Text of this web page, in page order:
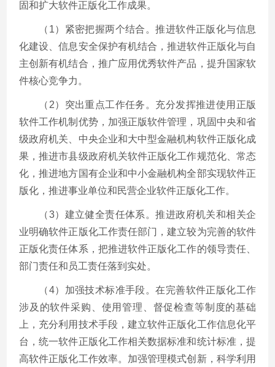
固和扩大软件正版化工作成果。
（1）紧密把握两个结合。推进软件正版化与信息
化建设、信息安全保护有机结合，推进软件正版化与自
主创新有机结合，推广应用优秀软件产品，提升国家软
件核心竞争力。
（2）突出重点工作任务。充分发挥推进使用正版
软件工作机制优势，加强正版软件管理，巩固中央和省
级政府机关、中央企业和大中型金融机构软件正版化成
果，推进市县级政府机关软件正版化工作规范化、常态
化，推进地方国有企业和中小金融机构全部实现软件正
版化，推进事业单位和民营企业软件正版化工作。
（3）建立健全责任体系。推进政府机关和相关企
业明确软件正版化工作责任部门，建立较为完善的软件
正版化责任体系，把推进软件正版化工作的领导责任、
部门责任和员工责任落到实处。
（4）加强技术标准手段。在完善软件正版化工作
涉及的软件采购、使用管理、督促检查等制度的基础
上，充分利用技术手段，建立软件正版化工作信息化平
台，统一软件正版化工作相关数据标准和统计标准，提
高软件正版化工作效率。加强管理模式创新，科学利用